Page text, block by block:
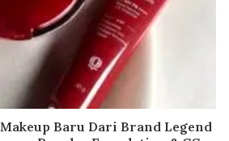
Baru Dari Brand Legend